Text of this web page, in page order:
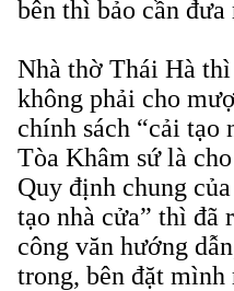
bên thì bảo cần
Nhà thờ Thái Hà
không phải cho
chính sách “cải tạo
Tòa Khâm sứ là
Quy định chung
tạo nhà cửa” thì đã
công văn hướng
trong, bên đặt mình